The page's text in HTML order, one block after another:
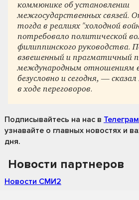
коммюнике об установлении
межгосударственных связей.
тогда в реалиях "холодной
потребовало политической
филиппинского руководства.
взвешенный и прагматичный
международным отношениям
безусловно и сегодня, —
в ходе переговоров.
Подписывайтесь на нас в
узнавайте о главных новостях и
дня.
Новости партнеров
Новости СМИ2